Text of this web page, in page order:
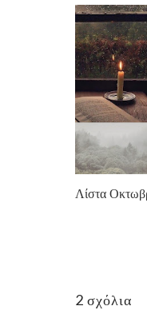
Λίστα
2 σχόλια